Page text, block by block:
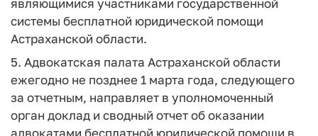
являющимися участниками государственной
системы бесплатной юридической помощи
Астраханской области.
5. Адвокатская палата Астраханской области
ежегодно не позднее 1 марта года, следующего
за отчетным, направляет в уполномоченный
орган доклад и сводный отчет об оказании
адвокатами бесплатной юридической помощи в